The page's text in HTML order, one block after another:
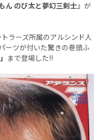
ん のび太と夢幻三剣士』 が
ラーズ所属のアルシンド人
ーツが付いた驚きの巻頭ふ
まで登場した!!